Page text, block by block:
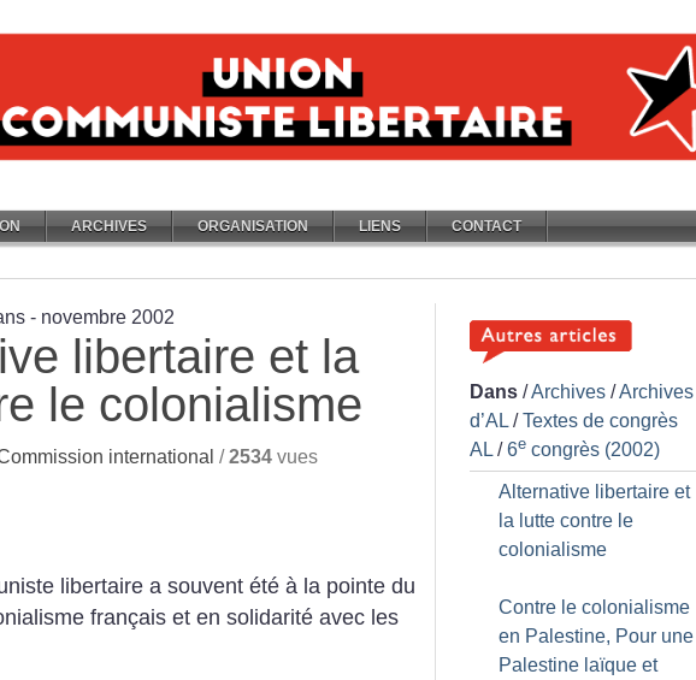
ARCHIVES ORGANISATION LIENS CONTACT
- novembre 2002
libertaire et la
le colonialisme
international /2534 vues
libertaire a souvent été à la pointe du
français et en solidarité avec les
Dans /Archives /Archives
d’AL /Textes de congrès
AL /6e congrès (2002)
Alternative libertaire et
la lutte contre le
colonialisme
Contre le colonialisme
en Palestine, Pour une
Palestine laïque et